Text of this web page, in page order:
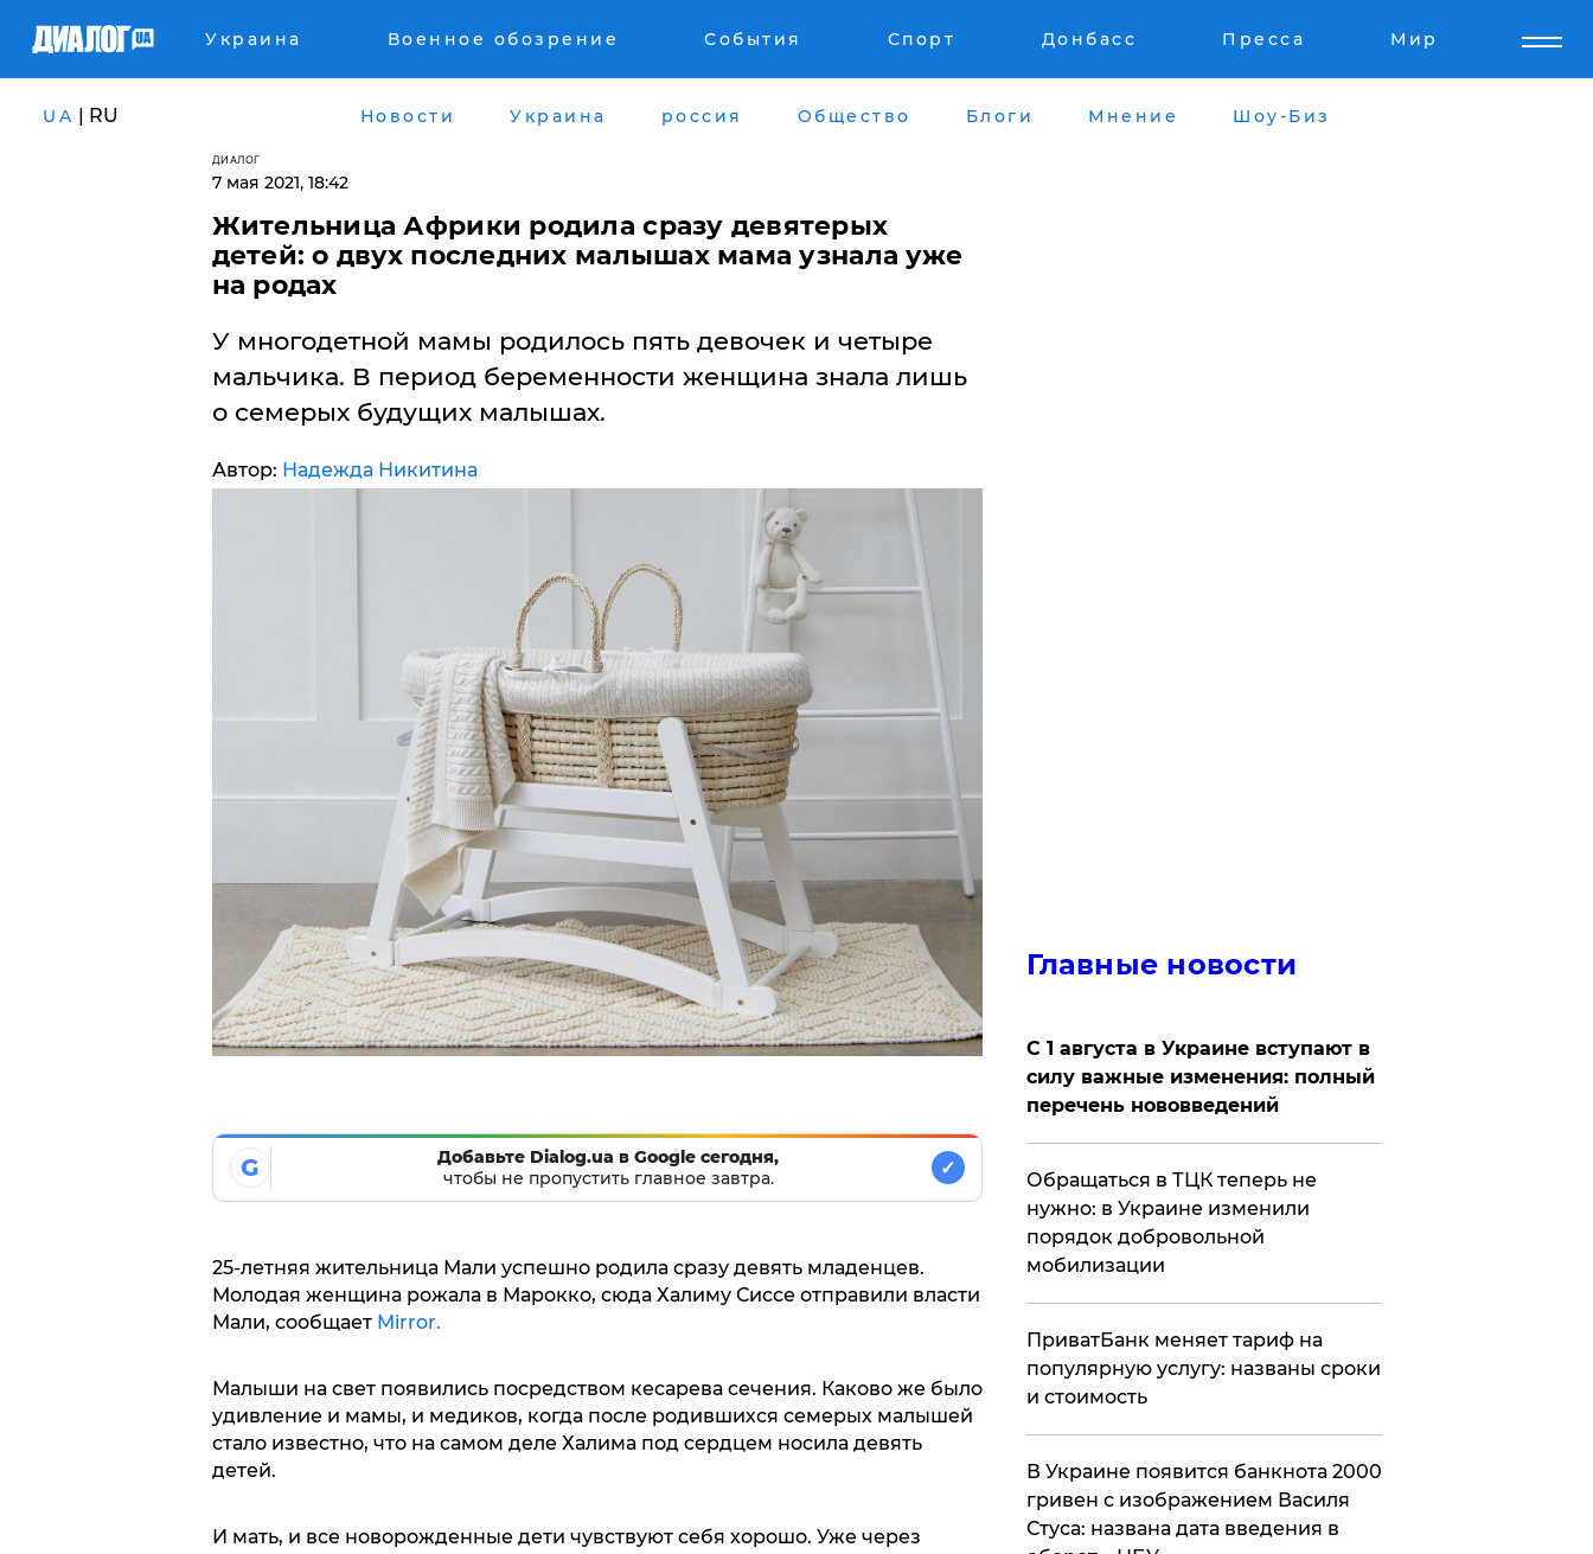
Украина Военное обозрение События Спорт Донбасс Пресса Мир
UA | RU Новости Украина россия Общество Блоги Мнение Шоу-Биз
ДИАЛОГ
7 мая 2021, 18:42
Жительница Африки родила сразу девятерых
детей: о двух последних малышах мама узнала уже
на родах
У многодетной мамы родилось пять девочек и четыре
мальчика. В период беременности женщина знала лишь
о семерых будущих малышах.
Автор: Надежда Никитина
G
Добавьте Dialog.ua в Google сегодня,
чтобы не пропустить главное завтра.
✓
25-летняя жительница Мали успешно родила сразу девять младенцев.
Молодая женщина рожала в Марокко, сюда Халиму Сиссе отправили власти
Мали, сообщает Mirror.
Малыши на свет появились посредством кесарева сечения. Каково же было
удивление и мамы, и медиков, когда после родившихся семерых малышей
стало известно, что на самом деле Халима под сердцем носила девять
детей.
И мать, и все новорожденные дети чувствуют себя хорошо. Уже через
Главные новости
С 1 августа в Украине вступают в
силу важные изменения: полный
перечень нововведений
Обращаться в ТЦК теперь не
нужно: в Украине изменили
порядок добровольной
мобилизации
ПриватБанк меняет тариф на
популярную услугу: названы сроки
и стоимость
В Украине появится банкнота 2000
гривен с изображением Василя
Стуса: названа дата введения в